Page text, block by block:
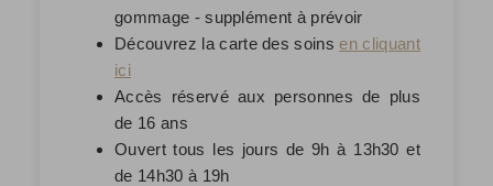
gommage - supplément à prévoir
Découvrez la carte des soins en cliquant
ici
Accès réservé aux personnes de plus
de 16 ans
Ouvert tous les jours de 9h à 13h30 et
de 14h30 à 19h